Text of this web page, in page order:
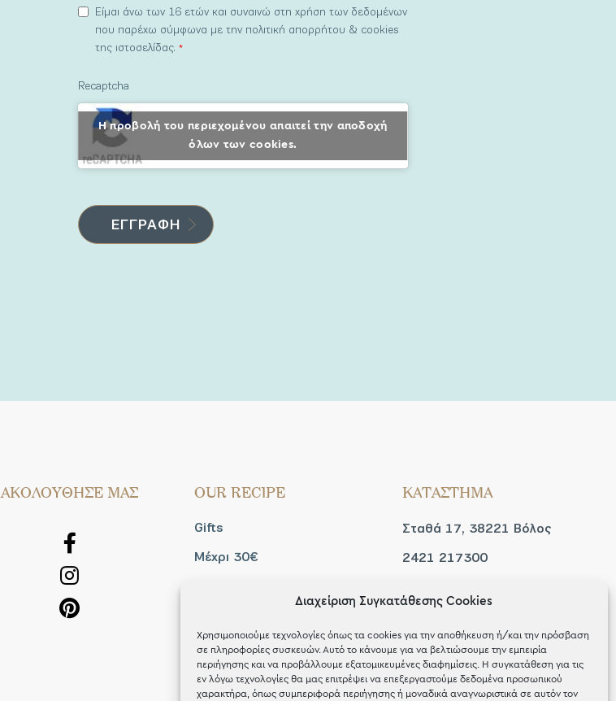
Διαχείριση Συγκατάθεσης Cookies
Χρησιμοποιούμε τεχνολογίες όπως τα cookies για την αποθήκευση ή/και την πρόσβαση
σε πληροφορίες συσκευών. Αυτό το κάνουμε για να βελτιώσουμε την εμπειρία
περιήγησης και να προβάλλουμε εξατομικευμένες διαφημίσεις. Η συγκατάθεση για τις
εν λόγω τεχνολογίες θα μας επιτρέψει να επεξεργαστούμε δεδομένα προσωπικού
χαρακτήρα, όπως συμπεριφορά περιήγησης ή μοναδικά αναγνωριστικά σε αυτόν τον
Είμαι άνω των 16 ετών και συναινώ στη χρήση των δεδομένων
που παρέχω σύμφωνα με την πολιτική απορρήτου & cookies
της ιστοσελίδας.*
Recaptcha
Η προβολή του περιεχομένου απαιτεί την αποδοχή
όλων των cookies.
AΚΟΛΟΥΘΗΣΕ ΜΑΣ OUR RECIPE
Gifts
Μέχρι 30€
ΚΑΤΑΣΤΗΜΑ
Σταθά 17, 38221 Βόλος
2421 217300
Τριτ / Πεμ / Παρ: 09:00 -
21:00